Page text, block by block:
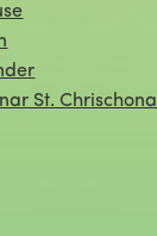
St. Chrischona